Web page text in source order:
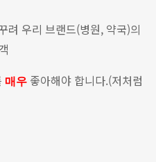
려 우리 브랜드(병원, 약국)의
매우 좋아해야 합니다.(저처럼